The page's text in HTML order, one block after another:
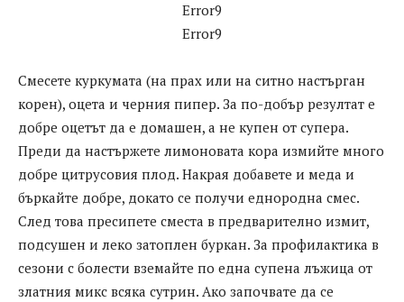
Error9
Error9
Смесете куркумата (на прах или на ситно настърган
корен), оцета и черния пипер. За по-добър резултат е
добре оцетът да е домашен, а не купен от супера.
Преди да настържете лимоновата кора измийте много
добре цитрусовия плод. Накрая добавете и меда и
бъркайте добре, докато се получи еднородна смес.
След това пресипете сместа в предварително измит,
подсушен и леко затоплен буркан. За профилактика в
сезони с болести вземайте по една супена лъжица от
златния микс всяка сутрин. Ако започвате да се